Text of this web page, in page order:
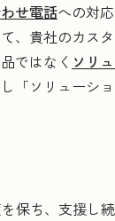
せ電話への対
、貴社のカス
ではなく ソリ
「ソリューシ
保ち、支援し